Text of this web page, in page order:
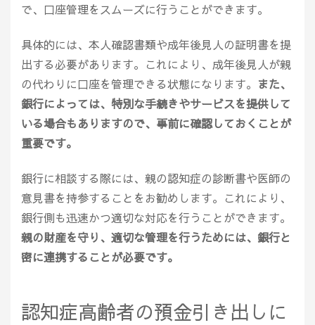
で、口座管理をスムーズに行うことができます。
具体的には、本人確認書類や成年後見人の証明書を提
出する必要があります。これにより、成年後見人が親
の代わりに口座を管理できる状態になります。 また、
銀行によっては、特別な手続きやサービスを提供して
いる場合もありますので、事前に確認しておくことが
重要です。
銀行に相談する際には、親の認知症の診断書や医師の
意見書を持参することをお勧めします。これにより、
銀行側も迅速かつ適切な対応を行うことができます。
親の財産を守り、適切な管理を行うためには、銀行と
密に連携することが必要です。
認知症高齢者の預金引き出しに